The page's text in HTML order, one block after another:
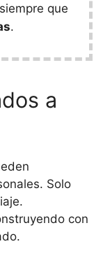
que
.
a
Solo
con